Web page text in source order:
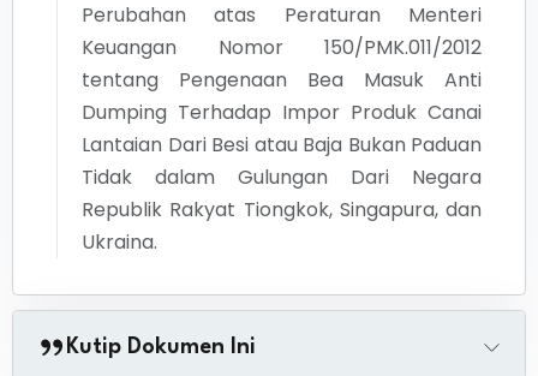
Perubahan atas Peraturan Menteri
Keuangan Nomor 150/PMK.011/2012
tentang Pengenaan Bea Masuk Anti
Dumping Terhadap Impor Produk Canai
Lantaian Dari Besi atau Baja Bukan Paduan
Tidak dalam Gulungan Dari Negara
Republik Rakyat Tiongkok, Singapura, dan
Ukraina.
Kutip Dokumen Ini